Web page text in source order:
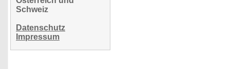
Schweiz
Datenschutz
Impressum